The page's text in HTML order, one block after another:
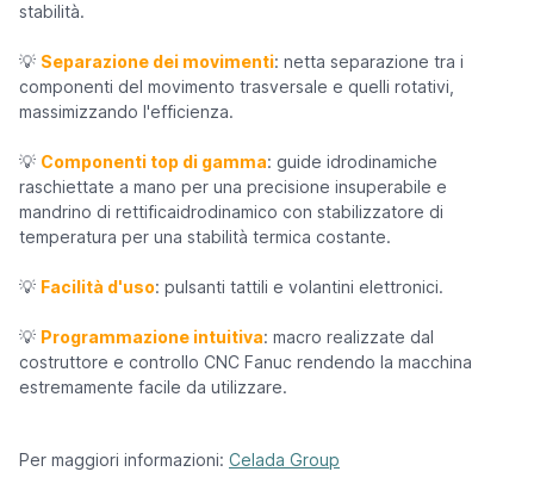
stabilità.
💡 Separazione dei movimenti: netta separazione tra i
componenti del movimento trasversale e quelli rotativi,
massimizzando l'efficienza.
💡 Componenti top di gamma: guide idrodinamiche
raschiettate a mano per una precisione insuperabile e
mandrino di rettificaidrodinamico con stabilizzatore di
temperatura per una stabilità termica costante.
💡 Facilità d'uso: pulsanti tattili e volantini elettronici.
💡 Programmazione intuitiva: macro realizzate dal
costruttore e controllo CNC Fanuc rendendo la macchina
estremamente facile da utilizzare.
Per maggiori informazioni: Celada Group